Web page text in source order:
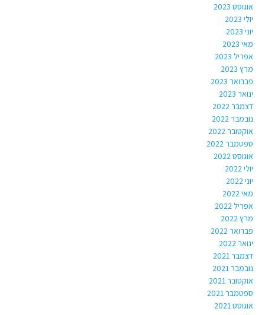
אוגוסט 2023
יולי 2023
יוני 2023
מאי 2023
אפריל 2023
מרץ 2023
פברואר 2023
ינואר 2023
דצמבר 2022
נובמבר 2022
אוקטובר 2022
ספטמבר 2022
אוגוסט 2022
יולי 2022
יוני 2022
מאי 2022
אפריל 2022
מרץ 2022
פברואר 2022
ינואר 2022
דצמבר 2021
נובמבר 2021
אוקטובר 2021
ספטמבר 2021
אוגוסט 2021